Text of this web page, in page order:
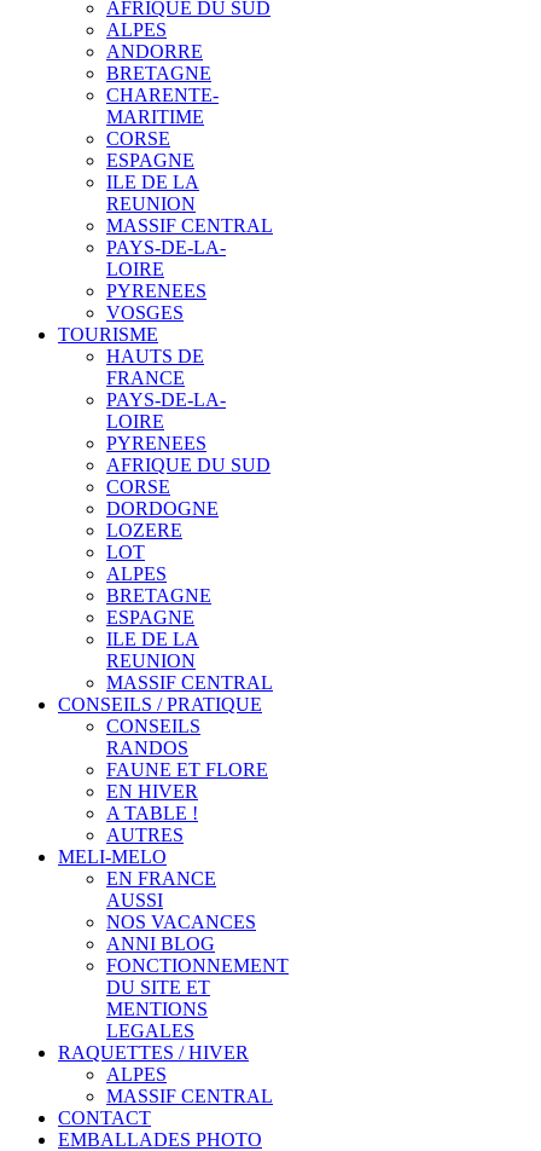
AFRIQUE DU SUD
ALPES
ANDORRE
BRETAGNE
CHARENTE-
MARITIME
CORSE
ESPAGNE
ILE DE LA
REUNION
MASSIF CENTRAL
PAYS-DE-LA-
LOIRE
PYRENEES
VOSGES
TOURISME
HAUTS DE
FRANCE
PAYS-DE-LA-
LOIRE
PYRENEES
AFRIQUE DU SUD
CORSE
DORDOGNE
LOZERE
LOT
ALPES
BRETAGNE
ESPAGNE
ILE DE LA
REUNION
MASSIF CENTRAL
CONSEILS / PRATIQUE
CONSEILS
RANDOS
FAUNE ET FLORE
EN HIVER
A TABLE !
AUTRES
MELI-MELO
EN FRANCE
AUSSI
NOS VACANCES
ANNI BLOG
FONCTIONNEMENT
DU SITE ET
MENTIONS
LEGALES
RAQUETTES / HIVER
ALPES
MASSIF CENTRAL
CONTACT
EMBALLADES PHOTO